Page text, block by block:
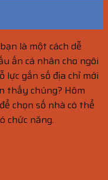
là một cách dễ
ấn cá nhân cho ngôi
lực gắn số địa chỉ mới
thấy chúng? Hôm
chọn số nhà có thể
chức năng.